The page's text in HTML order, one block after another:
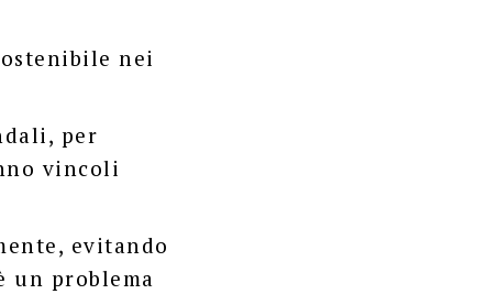
nei
per
vincoli
evitando
problema